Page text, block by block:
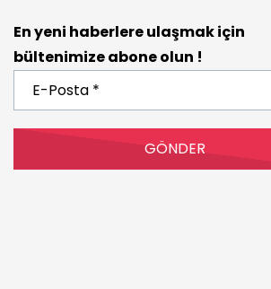
En yeni haberlere ulaşmak için
bültenimize abone olun !
Posta
*